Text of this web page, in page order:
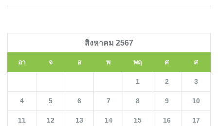
สิงหาคม 2567
อา จ อ พ พฤ ศ ส
1 2 3
4 5 6 7 8 9 10
11 12 13 14 15 16 17